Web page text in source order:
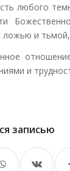
любого
ложью и
и
записью